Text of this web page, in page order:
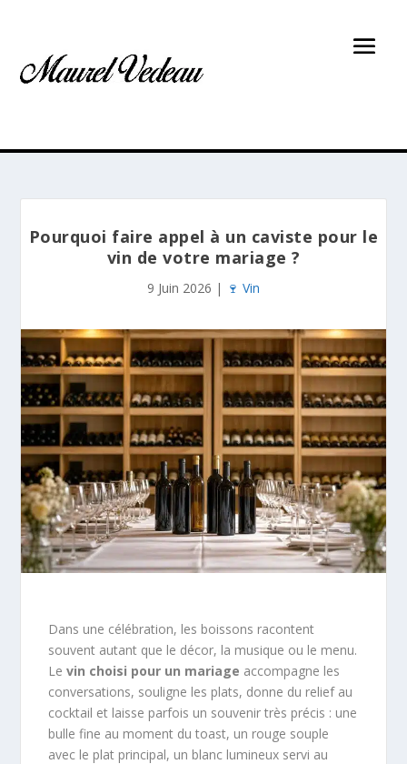
Pourquoi faire appel à un caviste pour le
vin de votre mariage ?
9 Juin 2026 | 🍷 Vin
Dans une célébration, les boissons racontent
souvent autant que le décor, la musique ou le menu.
Levin choisi pour un mariage accompagne les
conversations, souligne les plats, donne du relief au
cocktail et laisse parfois un souvenir très précis : une
bulle fine au moment du toast, un rouge souple
avec le plat principal, un blanc lumineux servi au